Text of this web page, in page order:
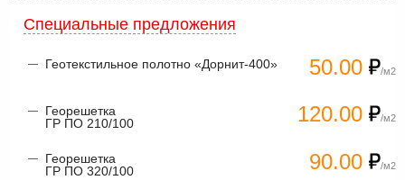
Специальные предложения
50.00 /м2
Геотекстильное полотно «Дорнит-400»
120.00 /м2
Георешетка
ГР ПО 210/100
90.00 /м2
Георешетка
ГР ПО 320/100